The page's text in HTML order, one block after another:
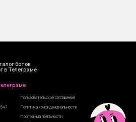
ботов
в Телеграме
Пользовательское соглашение
Политика конфиденциальности
Программа лояльности